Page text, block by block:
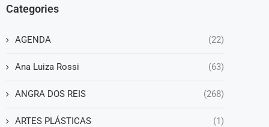
Categories
AGENDA (22)
Ana Luiza Rossi (63)
ANGRA DOS REIS (268)
ARTES PLÁSTICAS (1)